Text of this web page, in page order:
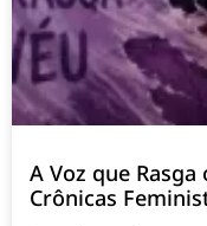
A Voz que
Crônicas